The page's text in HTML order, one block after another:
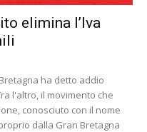
elimina l’Iva
ha detto addio
l'altro, il movimento che
conosciuto con il nome
dalla Gran Bretagna